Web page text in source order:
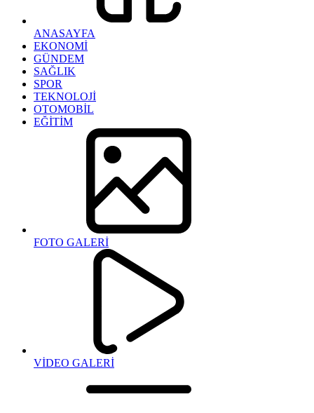
ANASAYFA
EKONOMİ
GÜNDEM
SAĞLIK
SPOR
TEKNOLOJİ
OTOMOBİL
EĞİTİM
FOTO GALERİ
VİDEO GALERİ